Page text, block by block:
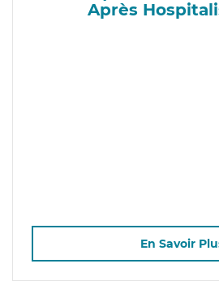
Après
En Savoir